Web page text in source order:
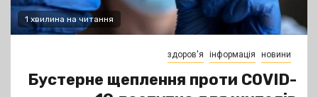
1 хвилина на читання
здоров'я інформація новини
Бустерне щеплення проти COVID-